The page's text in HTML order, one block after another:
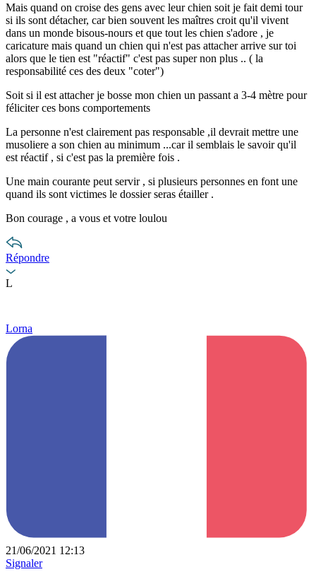
Mais quand on croise des gens avec leur chien soit je fait demi tour
si ils sont détacher, car bien souvent les maîtres croit qu'il vivent
dans un monde bisous-nours et que tout les chien s'adore , je
caricature mais quand un chien qui n'est pas attacher arrive sur toi
alors que le tien est "réactif" c'est pas super non plus .. ( la
responsabilité ces des deux "coter")
Soit si il est attacher je bosse mon chien un passant a 3-4 mètre pour
féliciter ces bons comportements
La personne n'est clairement pas responsable ,il devrait mettre une
musoliere a son chien au minimum ...car il semblais le savoir qu'il
est réactif , si c'est pas la première fois .
Une main courante peut servir , si plusieurs personnes en font une
quand ils sont victimes le dossier seras étailler .
Bon courage , a vous et votre loulou
Répondre
L
Lorna
21/06/2021 12:13
Signaler